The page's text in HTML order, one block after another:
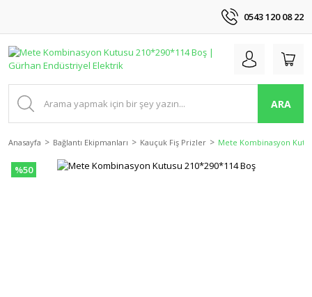
0543 120 08 22
ARA
Anasayfa Bağlantı Ekipmanları Kauçuk Fiş Prizler Mete Kombinasyon
%50